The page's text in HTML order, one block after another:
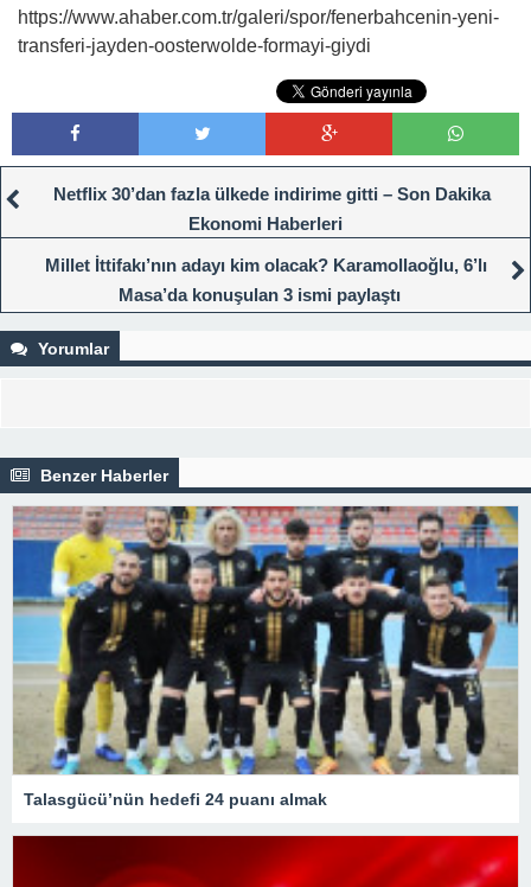
https://www.ahaber.com.tr/galeri/spor/fenerbahcenin-yeni-
transferi-jayden-oosterwolde-formayi-giydi
Netflix 30’dan fazla ülkede indirime gitti – Son Dakika
Ekonomi Haberleri
Millet İttifakı’nın adayı kim olacak? Karamollaoğlu, 6’lı
Masa’da konuşulan 3 ismi paylaştı
Yorumlar
Benzer Haberler
Talasgücü’nün hedefi 24 puanı almak